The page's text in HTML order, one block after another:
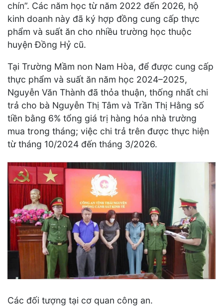
chín”. Các năm học từ năm 2022 đến 2026, hộ
kinh doanh này đã ký hợp đồng cung cấp thực
phẩm và suất ăn cho nhiều trường học thuộc
huyện Đồng Hỷ cũ.
Tại Trường Mầm non Nam Hòa, để được cung cấp
thực phẩm và suất ăn năm học 2024–2025,
Nguyễn Văn Thành đã thỏa thuận, thống nhất chi
trả cho bà Nguyễn Thị Tâm và Trần Thị Hằng số
tiền bằng 6% tổng giá trị hàng hóa nhà trường
mua trong tháng; việc chi trả trên được thực hiện
từ tháng 10/2024 đến tháng 3/2026.
Các đối tượng tại cơ quan công an.